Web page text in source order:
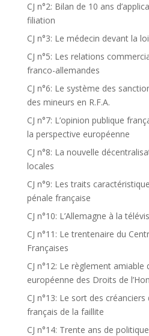
CJ n°2: Bilan de 10 ans
filiation
CJ n°3: Le médecin devant la
CJ n°5: Les relations
franco-allemandes
CJ n°6: Le système des
des mineurs en R.F.A.
CJ n°7: L’opinion publique
la perspective européenne
CJ n°8: La nouvelle
locales
CJ n°9: Les traits
pénale française
CJ n°10: L’Allemagne à la
CJ n°11: Le trentenaire du
Françaises
CJ n°12: Le règlement amiable
européenne des Droits de
CJ n°13: Le sort des
français de la faillite
CJ n°14: Trente ans de